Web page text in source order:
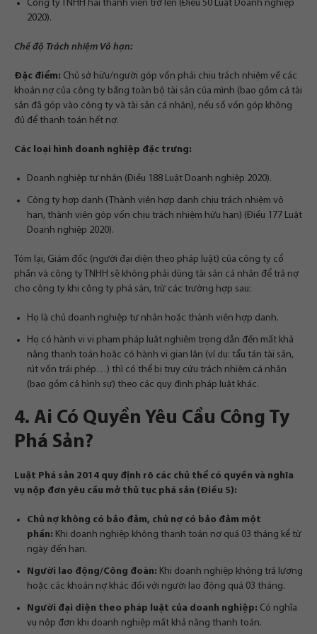
Công ty TNHH hai thành viên trở lên (Điều 50 Luật Doanh nghiệp
2020).
Chế độ Trách nhiệm Vô hạn:
Đặc điểm: Chủ sở hữu/người góp vốn phải chịu trách nhiệm về các
khoản nợ của công ty bằng toàn bộ tài sản của mình (bao gồm cả tài
sản đã góp vào công ty và tài sản cá nhân), nếu số vốn góp không
đủ để thanh toán hết nợ.
Các loại hình doanh nghiệp đặc trưng:
Doanh nghiệp tư nhân (Điều 188 Luật Doanh nghiệp 2020).
Công ty hợp danh (Thành viên hợp danh chịu trách nhiệm vô
hạn, thành viên góp vốn chịu trách nhiệm hữu hạn) (Điều 177 Luật
Doanh nghiệp 2020).
Tóm lại, Giám đốc (người đại diện theo pháp luật) của công ty cổ
phần và công ty TNHH sẽ không phải dùng tài sản cá nhân để trả nợ
cho công ty khi công ty phá sản, trừ các trường hợp sau:
Họ là chủ doanh nghiệp tư nhân hoặc thành viên hợp danh.
Họ có hành vi vi phạm pháp luật nghiêm trọng dẫn đến mất khả
năng thanh toán hoặc có hành vi gian lận (ví dụ: tẩu tán tài sản,
rút vốn trái phép…) thì có thể bị truy cứu trách nhiệm cá nhân
(bao gồm cả hình sự) theo các quy định pháp luật khác.
4. Ai Có Quyền Yêu Cầu Công Ty
Phá Sản?
Luật Phá sản 2014 quy định rõ các chủ thể có quyền và nghĩa
vụ nộp đơn yêu cầu mở thủ tục phá sản (Điều 5):
Chủ nợ không có bảo đảm, chủ nợ có bảo đảm một
phần: Khi doanh nghiệp không thanh toán nợ quá 03 tháng kể từ
ngày đến hạn.
Người lao động/Công đoàn: Khi doanh nghiệp không trả lương
hoặc các khoản nợ khác đối với người lao động quá 03 tháng.
Người đại diện theo pháp luật của doanh nghiệp: Có nghĩa
vụ nộp đơn khi doanh nghiệp mất khả năng thanh toán.